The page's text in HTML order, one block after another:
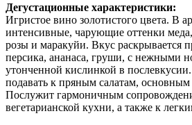
Дегустационные характеристики:
Игристое вино золотистого цвета. В
интенсивные, чарующие оттенки
розы и маракуйи. Вкус раскрывается
персика, ананаса, груши, с нежными
утонченной кислинкой в
подавать к пряным салатам,
Послужит гармоничным
вегетарианской кухни, а также к